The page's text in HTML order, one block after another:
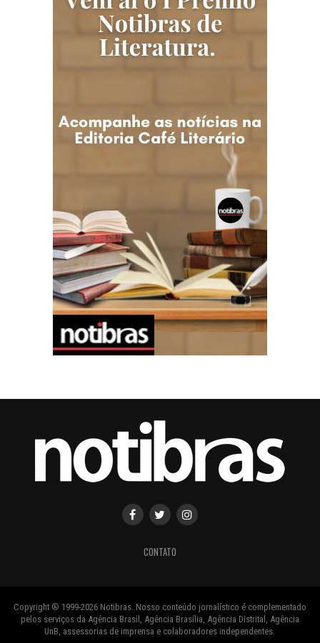
CONTATO
Copyright ® 1999-2026 Notibras. Nosso conteúdo jornalístico é complementado
pelos serviços da Agência Brasil, Agência Brasília, Agência Distrital, Agência
UnB, assessorias de imprensa e colaboradores independentes.